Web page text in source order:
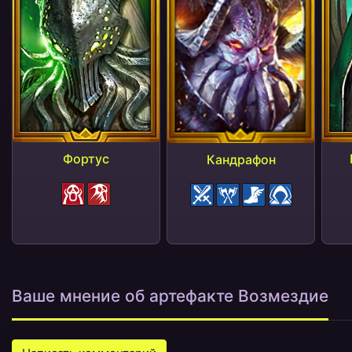
Фортус Кандрафон
Ваше мнение об артефакте Возмездие